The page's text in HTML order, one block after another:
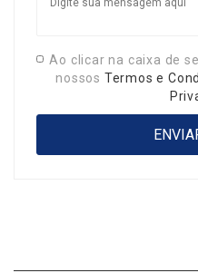
Ao clicar na caixa de
nossos Termos e